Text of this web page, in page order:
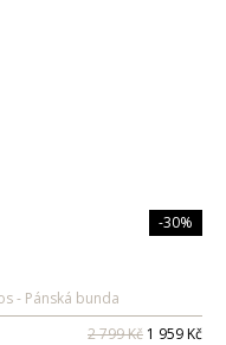
-30%
Pánská bunda
2 799 Kč 1 959 Kč